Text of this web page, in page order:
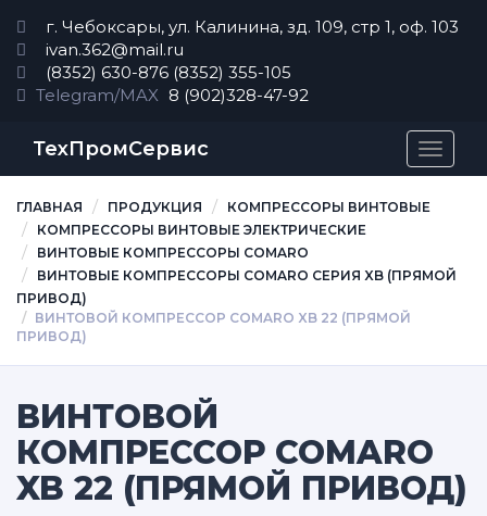
г. Чебоксары, ул. Калинина, зд. 109, стр 1, оф. 103
ivan.362@mail.ru
(8352) 630-876 (8352) 355-105
Telegram/MAX 8 (902)328-47-92
ТехПромСервис
ГЛАВНАЯ ПРОДУКЦИЯ
КОМПРЕССОРЫ ВИНТОВЫЕ
КОМПРЕССОРЫ ВИНТОВЫЕ ЭЛЕКТРИЧЕСКИЕ
ВИНТОВЫЕ КОМПРЕССОРЫ COMARO
ВИНТОВЫЕ КОМПРЕССОРЫ COMARO CЕРИЯ XB (ПРЯМОЙ
ПРИВОД)
ВИНТОВОЙ КОМПРЕССОР COMARO XB 22 (ПРЯМОЙ
ПРИВОД)
ВИНТОВОЙ
КОМПРЕССОР COMARO
XB 22 (ПРЯМОЙ ПРИВОД)